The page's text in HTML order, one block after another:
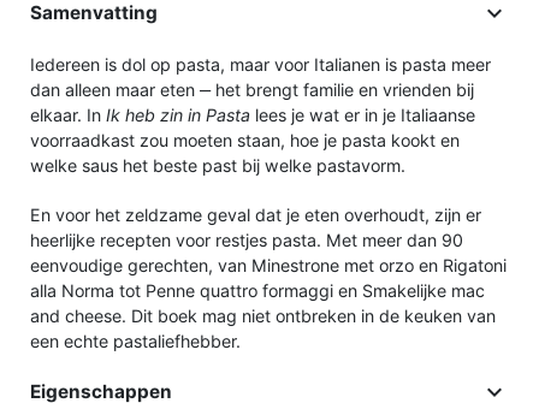
Samenvatting 
Iedereen is dol op pasta, maar voor Italianen is pasta meer
dan alleen maar eten ‒ het brengt familie en vrienden bij
elkaar. In Ik heb zin in Pasta lees je wat er in je Italiaanse
voorraadkast zou moeten staan, hoe je pasta kookt en
welke saus het beste past bij welke pastavorm.
En voor het zeldzame geval dat je eten overhoudt, zijn er
heerlijke recepten voor restjes pasta. Met meer dan 90
eenvoudige gerechten, van Minestrone met orzo en Rigatoni
alla Norma tot Penne quattro formaggi en Smakelijke mac
and cheese. Dit boek mag niet ontbreken in de keuken van
een echte pastaliefhebber.
Eigenschappen 